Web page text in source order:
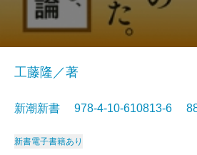
工藤隆／著
新潮新書 978-4-10-610813-6
新書電子書籍あり